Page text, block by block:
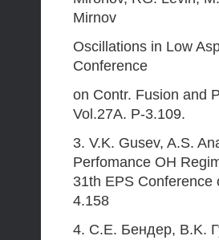
Mirnov
Oscillations in Low
Conference
on Contr. Fusion and
Vol.27A. P-3.109.
3. V.K. Gusev, A.S.
Perfomance OH
31th EPS Conference
4.158
4. C.E. Бендер, B.K.